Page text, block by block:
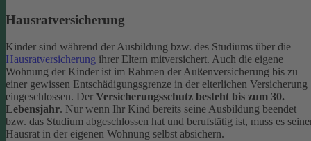
Hausratversicherung
Kinder sind während der Ausbildung bzw. des Studiums über die
Hausratversicherung ihrer Eltern mitversichert. Auch die eigene
Wohnung der Kinder ist im Rahmen der Außenversicherung bis zu
einer gewissen Entschädigungsgrenze in der elterlichen Versicherung
eingeschlossen. Der Versicherungsschutz besteht bis zum 30.
Lebensjahr. Nur wenn Ihr Kind bereits seine Ausbildung beendet
bzw. das Studium abgeschlossen hat und berufstätig ist, muss es
Hausrat in der eigenen Wohnung selbst absichern.